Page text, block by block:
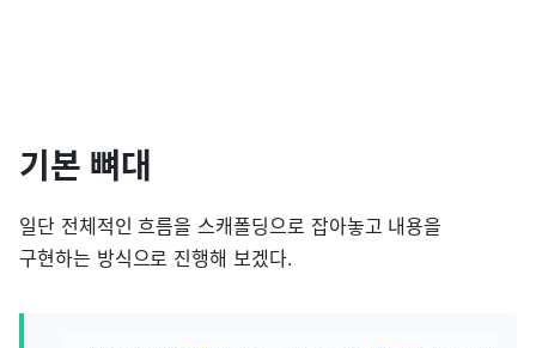
기본 뼈대
일단 전체적인 흐름을 스캐폴딩으로 잡아놓고 내용을
구현하는 방식으로 진행해 보겠다.